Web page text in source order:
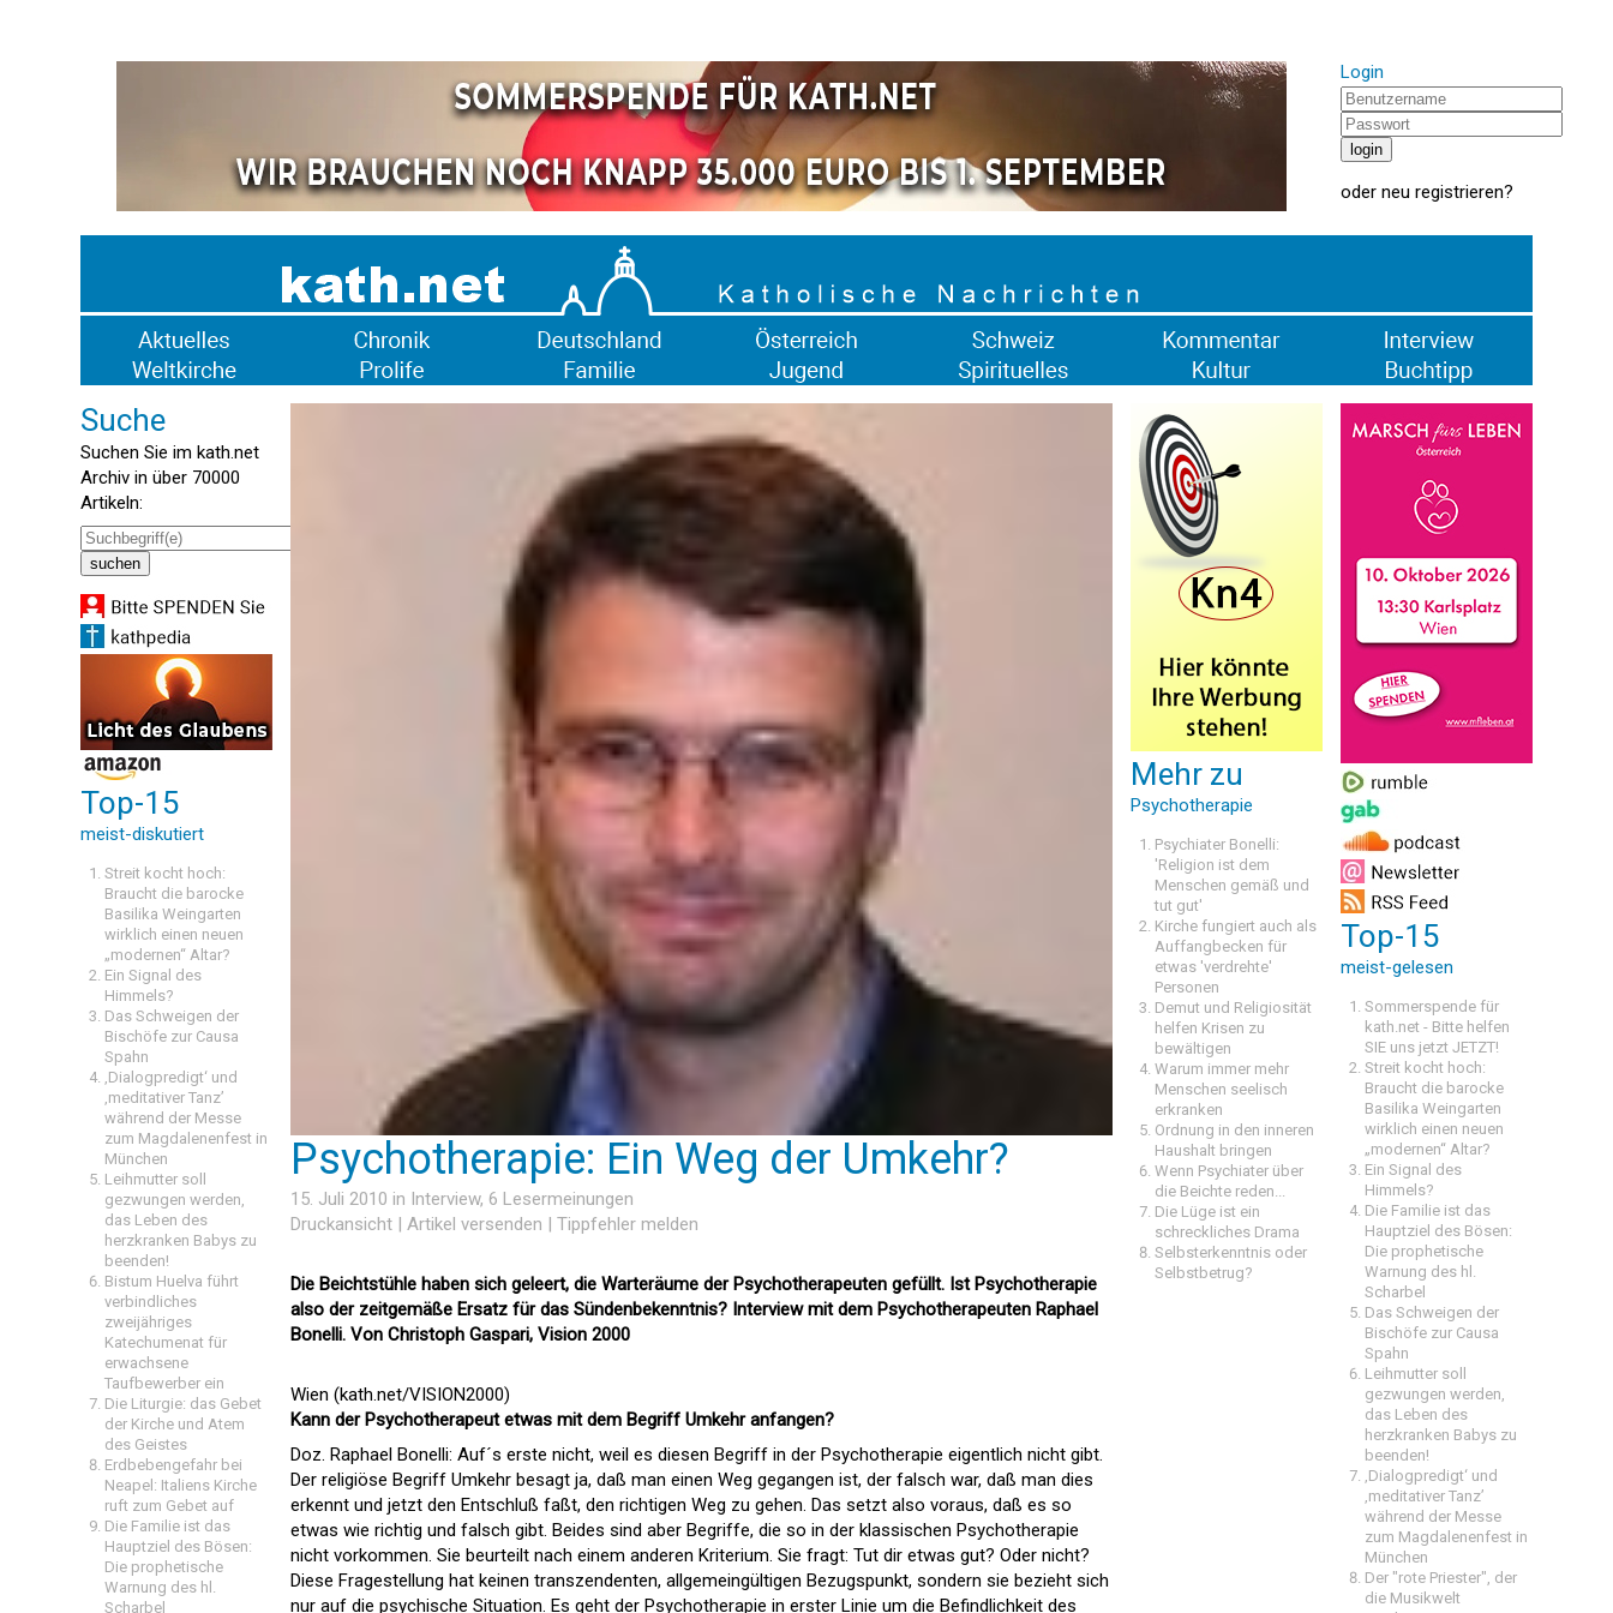
Login
oder neu registrieren?
Suche
Suchen Sie im kath.net
Archiv in über 70000
Artikeln:
Top-15
meist-diskutiert
Streit kocht hoch:
Braucht die barocke
Basilika Weingarten
wirklich einen neuen
„modernen“ Altar?
Ein Signal des
Himmels?
Das Schweigen der
Bischöfe zur Causa
Spahn
‚Dialogpredigt‘ und
‚meditativer Tanz’
während der Messe
zum Magdalenenfest in
München
Leihmutter soll
gezwungen werden,
das Leben des
herzkranken Babys zu
beenden!
Bistum Huelva führt
verbindliches
zweijähriges
Katechumenat für
erwachsene
Taufbewerber ein
Die Liturgie: das Gebet
der Kirche und Atem
des Geistes
Erdbebengefahr bei
Neapel: Italiens Kirche
ruft zum Gebet auf
Die Familie ist das
Hauptziel des Bösen:
Die prophetische
Warnung des hl.
Scharbel
Psychotherapie: Ein Weg der Umkehr?
15. Juli 2010 in Interview, 6 Lesermeinungen
Druckansicht | Artikel versenden | Tippfehler melden
Die Beichtstühle haben sich geleert, die Warteräume der Psychotherapeuten gefüllt. Ist Psychotherapie
also der zeitgemäße Ersatz für das Sündenbekenntnis? Interview mit dem Psychotherapeuten Raphael
Bonelli. Von Christoph Gaspari, Vision 2000
Wien (kath.net/VISION2000)
Kann der Psychotherapeut etwas mit dem Begriff Umkehr anfangen?
Doz. Raphael Bonelli: Auf´s erste nicht, weil es diesen Begriff in der Psychotherapie eigentlich nicht gibt.
Der religiöse Begriff Umkehr besagt ja, daß man einen Weg gegangen ist, der falsch war, daß man dies
erkennt und jetzt den Entschluß faßt, den richtigen Weg zu gehen. Das setzt also voraus, daß es so
etwas wie richtig und falsch gibt. Beides sind aber Begriffe, die so in der klassischen Psychotherapie
nicht vorkommen. Sie beurteilt nach einem anderen Kriterium. Sie fragt: Tut dir etwas gut? Oder nicht?
Diese Fragestellung hat keinen transzendenten, allgemeingültigen Bezugspunkt, sondern sie bezieht sich
nur auf die psychische Situation. Es geht der Psychotherapie in erster Linie um die Befindlichkeit des
Mehr zu
Psychotherapie
Psychiater Bonelli:
'Religion ist dem
Menschen gemäß und
tut gut'
Kirche fungiert auch als
Auffangbecken für
etwas 'verdrehte'
Personen
Demut und Religiosität
helfen Krisen zu
bewältigen
Warum immer mehr
Menschen seelisch
erkranken
Ordnung in den inneren
Haushalt bringen
Wenn Psychiater über
die Beichte reden...
Die Lüge ist ein
schreckliches Drama
Selbsterkenntnis oder
Selbstbetrug?
Top-15
meist-gelesen
Sommerspende für
kath.net - Bitte helfen
SIE uns jetzt JETZT!
Streit kocht hoch:
Braucht die barocke
Basilika Weingarten
wirklich einen neuen
„modernen“ Altar?
Ein Signal des
Himmels?
Die Familie ist das
Hauptziel des Bösen:
Die prophetische
Warnung des hl.
Scharbel
Das Schweigen der
Bischöfe zur Causa
Spahn
Leihmutter soll
gezwungen werden,
das Leben des
herzkranken Babys zu
beenden!
‚Dialogpredigt‘ und
‚meditativer Tanz’
während der Messe
zum Magdalenenfest in
München
Der "rote Priester", der
die Musikwelt